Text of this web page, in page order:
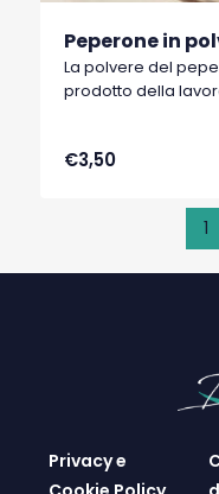
Peperone in
La polvere del
prodotto della
€3,50
1
Privacy e